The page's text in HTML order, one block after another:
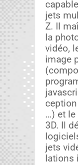
jets
Z. Il
la
vidéo,
image
…) et le
3D. Il
jets
la­tions